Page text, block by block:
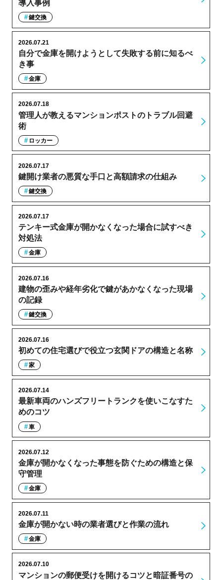
導入事例
鍵交換
自分で金庫を開けようとして失敗する前に知るべ
き事
2026.07.21
金庫
管理人が教えるマンションポストのトラブル回避
術
2026.07.18
ロッカー
鍵開け業者の悪質な手口と高額請求の仕組み
2026.07.17
鍵交換
テンキー式金庫が開かなくなった場合に試すべき
対処法
2026.07.17
金庫
建物の歪みや経年劣化で鍵があかなくなった現場
の記録
2026.07.16
鍵交換
初めての住宅選びで役立つ玄関ドアの構造と名称
2026.07.16
家
最新車両のハンズフリートランクを使いこなすた
めのコツ
2026.07.14
車
金庫が開かなくなった事態を防ぐための構造と保
守管理
2026.07.12
金庫
金庫が開かない時の業者選びと作業の流れ
2026.07.11
金庫
マンションの郵便受けを開けるコツと暗証番号の
2026.07.10